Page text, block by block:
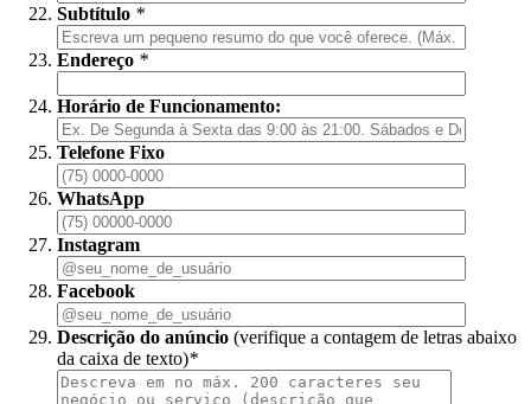
Subtítulo *
Endereço *
Horário de Funcionamento:
Telefone Fixo
WhatsApp
Instagram
Facebook
Descrição do anúncio (verifique a contagem de letras abaixo
da caixa de texto)*